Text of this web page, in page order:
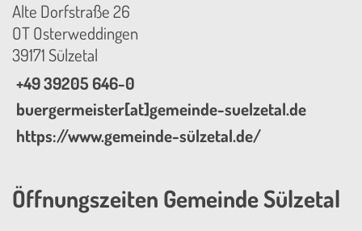
Alte Dorfstraße 26
OT Osterweddingen
39171 Sülzetal
+49 39205 646-0
buergermeister[at]gemeinde-suelzetal.de
https://www.gemeinde-sülzetal.de/
Öffnungszeiten Gemeinde Sülzetal